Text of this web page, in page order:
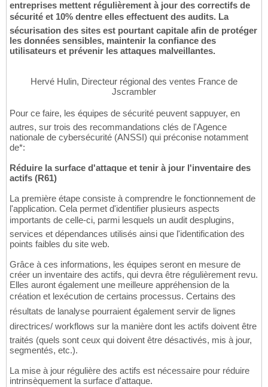
entreprises mettent régulièrement à jour des correctifs de
sécurité et 10% dentre elles effectuent des audits. La
sécurisation des sites est pourtant capitale afin de protéger
les données sensibles, maintenir la confiance des
utilisateurs et prévenir les attaques malveillantes.
Hervé Hulin, Directeur régional des ventes France de
Jscrambler
Pour ce faire, les équipes de sécurité peuvent sappuyer, en
autres, sur trois des recommandations clés de l'Agence
nationale de cybersécurité (ANSSI) qui préconise notamment
de*:
Réduire la surface d'attaque et tenir à jour l'inventaire des
actifs (R61)
La première étape consiste à comprendre le fonctionnement de
l'application. Cela permet d'identifier plusieurs aspects
importants de celle-ci, parmi lesquels un audit desplugins,
services et dépendances utilisés ainsi que l'identification des
points faibles du site web.
Grâce à ces informations, les équipes seront en mesure de
créer un inventaire des actifs, qui devra être régulièrement revu.
Elles auront également une meilleure appréhension de la
création et lexécution de certains processus. Certains des
résultats de lanalyse pourraient également servir de lignes
directrices/ workflows sur la manière dont les actifs doivent être
traités (quels sont ceux qui doivent être désactivés, mis à jour,
segmentés, etc.).
La mise à jour régulière des actifs est nécessaire pour réduire
intrinsèquement la surface d'attaque.